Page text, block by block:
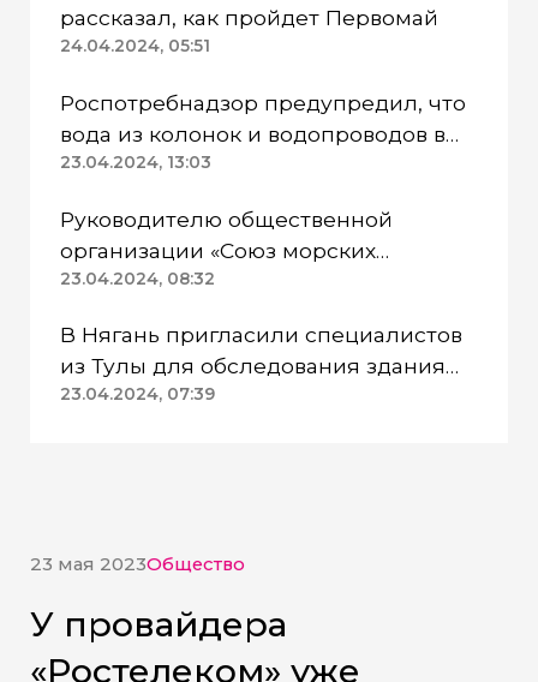
рассказал, как пройдет Первомай
24.04.2024, 05:51
Роспотребнадзор предупредил, что
вода из колонок и водопроводов в
Казанском районе непригодна для
23.04.2024, 13:03
Руководителю общественной
организации «Союз морских
пехотинцев» Югры вынесли
23.04.2024, 08:32
В Нягань пригласили специалистов
из Тулы для обследования здания
ДК «Геолог»
23.04.2024, 07:39
23 мая 2023Общество
У провайдера
«Ростелеком» уже